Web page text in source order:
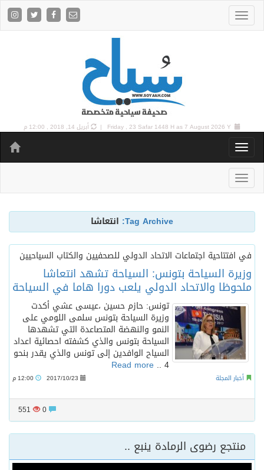
Friday , 23 Safar 1448 H as7 August 2026 Y | أبريل 14, 2018 , 12:00 م
Tag Archive: انتعاشا
في افتتاحية اجتماعات الاتحاد الدولي للصحفيين والكتاب السياحيين
وزيرة السياحة بتونس: السياحة تشهد انتعاشا
ملحوظا والاتحاد الدولي يلعب دورا هاما في السياحة
تونس: حازم حسين ،عيسى عشي أكدت
وزيرة السياحة بتونس سلمى اللومي على
النمو والنهضة المتصاعدة التي تشهدها
السياحة بتونس والذي كشفته احصائية اعداد
السياح الوافدين إلى تونس والذي يقدر بنحو
4 ..
Read more
أخبار المجلة 2017/10/23
551
منتجع رضوى الرمادة ينبع ..